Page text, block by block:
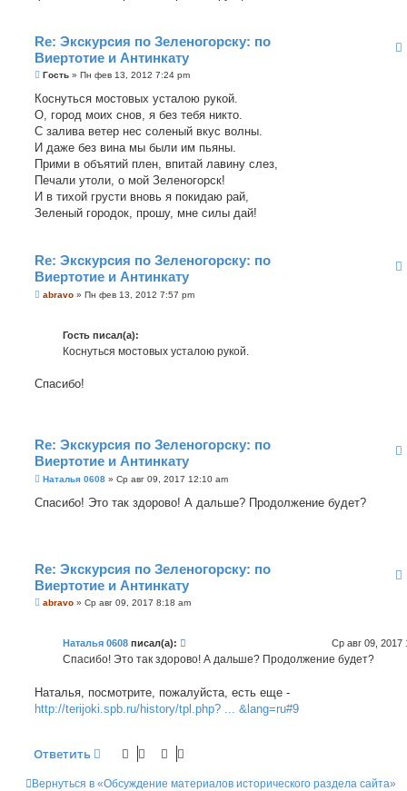
Re: Экскурсия по Зеленогорску: по
Виертотие и Антинкату
С
о
щ
е
и
е
Гость » Пн фев 13, 2012 7:24 pm
Коснуться мостовых усталою рукой.
О, город моих снов, я без тебя никто.
С залива ветер нес соленый вкус волны.
И даже без вина мы были им пьяны.
Прими в объятий плен, впитай лавину слез,
Печали утоли, о мой Зеленогорск!
И в тихой грусти вновь я покидаю рай,
Зеленый городок, прошу, мне силы дай!
Re: Экскурсия по Зеленогорску: по
Виертотие и Антинкату
С
е
abravo » Пн фев 13, 2012 7:57 pm
Гость писал(а):
Коснуться мостовых усталою рукой.
Спасибо!
Re: Экскурсия по Зеленогорску: по
Виертотие и Антинкату
С
о
е
Наталья 0608 » Ср авг 09, 2017 12:10 am
Спасибо! Это так здорово! А дальше? Продолжение будет?
Re: Экскурсия по Зеленогорску: по
Виертотие и Антинкату
С
е
abravo » Ср авг 09, 2017 8:18 am
Наталья 0608 писал(а): Ср авг 09, 2017
Спасибо! Это так здорово! А дальше? Продолжение будет?
Наталья, посмотрите, пожалуйста, есть еще -
http://terijoki.spb.ru/history/tpl.php? ... &lang=ru#9
Ответить
Вернуться в «Обсуждение материалов исторического раздела сайта»